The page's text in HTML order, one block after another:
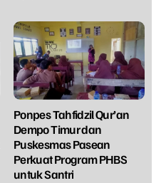
Ponpes Tahfidzil Qur’an
Dempo Timur dan
Puskesmas Pasean
Perkuat Program PHBS
untuk Santri